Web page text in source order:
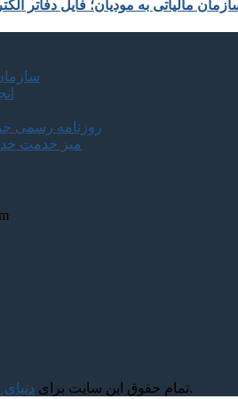
مالیاتی به مودیان؛ فایل دفاتر
روزنامه رسمی
میز خدمت
© تمام حقوق این سایت برایمحفوظ است.